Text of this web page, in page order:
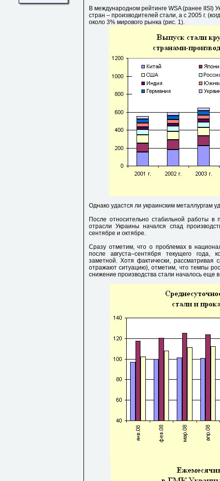
В международном рейтинге WSA (ранее IISI)
стран – производителей стали, а с 2005 г.
около 3% мирового рынка (рис. 1).
Однако удастся ли украинским металлургам
После относительно стабильной работы в
отрасли Украины начался спад
сентябре и октябре.
Сразу отметим, что о проблемах в
после августа–сентября текущего года,
заметной. Хотя фактически, рассматривая
отражают ситуацию), отметим, что темпы
снижение производства стали началось еще